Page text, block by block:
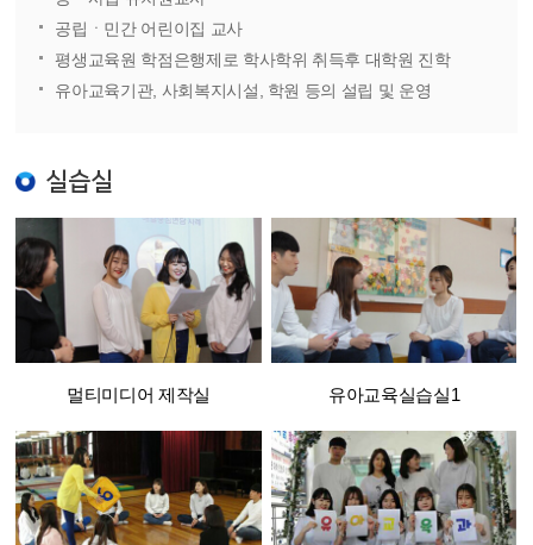
공립ㆍ민간 어린이집 교사
평생교육원 학점은행제로 학사학위 취득후 대학원 진학
유아교육기관, 사회복지시설, 학원 등의 설립 및 운영
실습실
멀티미디어 제작실 유아교육실습실1